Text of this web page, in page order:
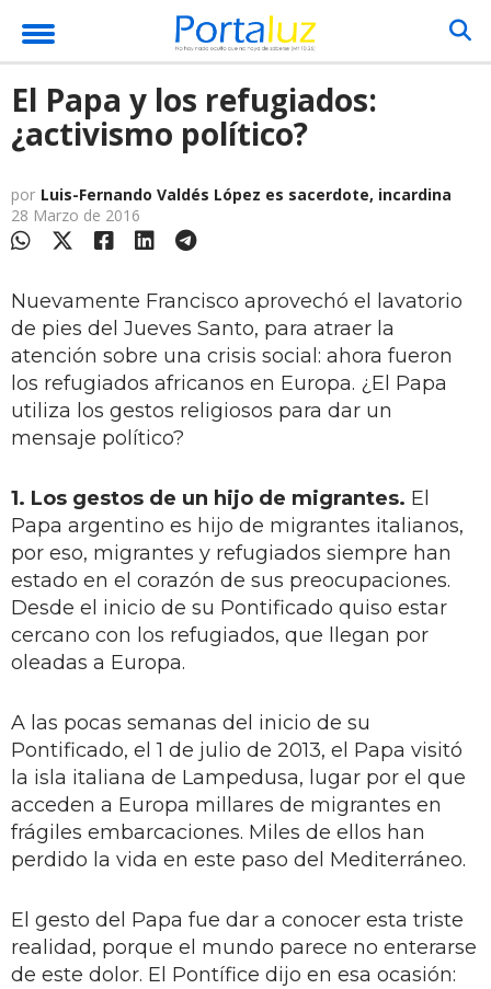
El Papa y los refugiados:
¿activismo político?
por Luis-Fernando Valdés López es sacerdote, incardina
28 Marzo de 2016
Nuevamente Francisco aprovechó el lavatorio
de pies del Jueves Santo, para atraer la
atención sobre una crisis social: ahora fueron
los refugiados africanos en Europa. ¿El Papa
utiliza los gestos religiosos para dar un
mensaje político?
1. Los gestos de un hijo de migrantes. El
Papa argentino es hijo de migrantes italianos,
por eso, migrantes y refugiados siempre han
estado en el corazón de sus preocupaciones.
Desde el inicio de su Pontificado quiso estar
cercano con los refugiados, que llegan por
oleadas a Europa.
A las pocas semanas del inicio de su
Pontificado, el 1 de julio de 2013, el Papa visitó
la isla italiana de Lampedusa, lugar por el que
acceden a Europa millares de migrantes en
frágiles embarcaciones. Miles de ellos han
perdido la vida en este paso del Mediterráneo.
El gesto del Papa fue dar a conocer esta triste
realidad, porque el mundo parece no enterarse
de este dolor. El Pontífice dijo en esa ocasión: